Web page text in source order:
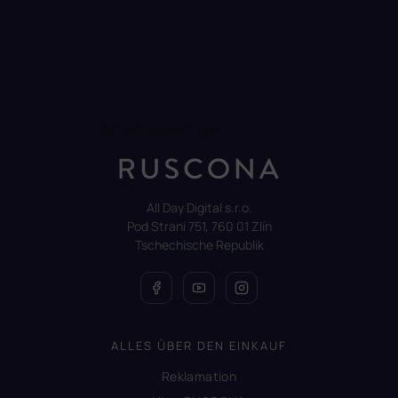
All Day Digital s.r.o.
Pod Strani 751, 760 01 Zlín
Tschechische Republik
ALLES ÜBER DEN EINKAUF
Reklamation